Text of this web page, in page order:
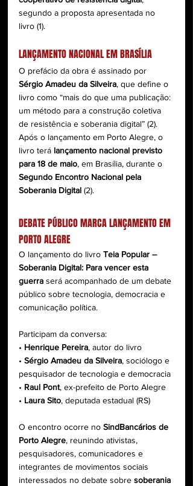
segundo a proposta apresentada no
livro (1).
LANÇAMENTO NACIONAL EM BRASÍLIA
O prefácio da obra é assinado por
Sérgio Amadeu da Silveira, que define o
livro como “mais do que uma publicação:
um método para a construção coletiva
de resistência e soberania digital” (2).
Após o lançamento em Porto Alegre, o
livro terá lançamento nacional previsto
para 18 de maio, em Brasília, durante o
Segundo Encontro Nacional pela
Soberania Digital (2).
DEBATE PÚBLICO MARCA LANÇAMENTO EM
PORTO ALEGRE
O lançamento do livro Teia Popular –
Soberania Digital: Para vencer esta
guerra será acompanhado de um debate
público sobre tecnologia, democracia e
comunicação política.
Participam da conversa:
• Henrique Pereira, autor do livro
• Sérgio Amadeu da Silveira, sociólogo e
pesquisador de tecnologia e democracia
• Raul Pont, ex-prefeito de Porto Alegre
• Laura Sito, deputada estadual (RS)
O encontro ocorre no SindBancários de
Porto Alegre, reunindo ativistas,
pesquisadores, comunicadores e
integrantes de movimentos sociais
interessados no debate sobre soberania